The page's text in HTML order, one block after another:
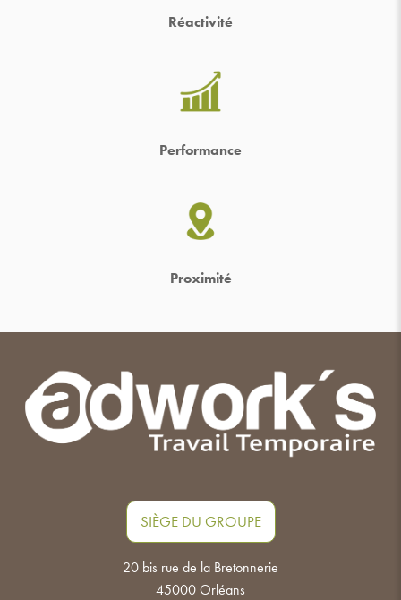
Réactivité
Performance
Proximité
SIÈGE DU GROUPE
20 bis rue de la Bretonnerie
45000 Orléans